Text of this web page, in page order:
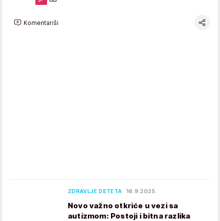
Komentariši
ZDRAVLJE DETETA 16.9.2025.
Novo važno otkriće u vezi sa
autizmom: Postoji i bitna razlika